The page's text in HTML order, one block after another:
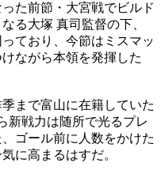
た前節・大宮戦でビルド
る大塚 真司監督の下、
ており、今節はミスマッ
ながら本領を発揮した
まで富山に在籍していた
新戦力は随所で光るプレ
ゴール前に人数をかけた
に高まるはすだ。